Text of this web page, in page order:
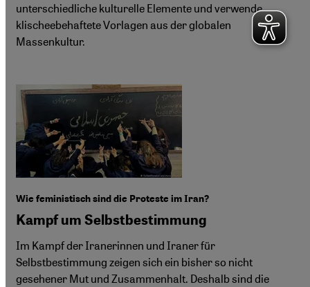
unterschiedliche kulturelle Elemente und verwende
klischeebehaftete Vorlagen aus der globalen
Massenkultur.
Wie feministisch sind die Proteste im Iran?
Kampf um Selbstbestimmung
Im Kampf der Iranerinnen und Iraner für
Selbstbestimmung zeigen sich ein bisher so nicht
gesehener Mut und Zusammenhalt. Deshalb sind die